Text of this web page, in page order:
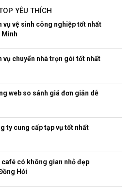
YÊU THÍCH
vụ vệ sinh công nghiệp tốt nhất
Minh
vụ chuyển nhà trọn gói tốt nhất
web so sánh giá đơn giản dễ
ty cung cấp tạp vụ tốt nhất
café có không gian nhỏ đẹp
Hới